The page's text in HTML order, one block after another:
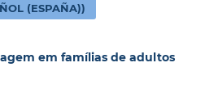
(ESPAÑA))
em famílias de adultos